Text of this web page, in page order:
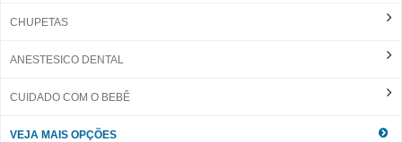
CHUPETAS
ANESTESICO DENTAL
CUIDADO COM O BEBÊ
VEJA MAIS OPÇÕES